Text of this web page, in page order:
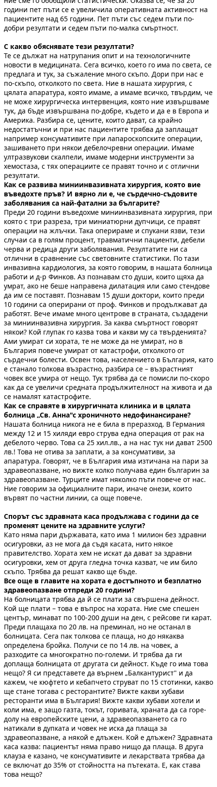
години пет пъти се е увеличила оперативната активност на
пациентите над 65 години. Пет пъти със седем пъти по-
добри резултати и седем пъти по-малка смъртност.
С какво обяснявате тези резултати?
Те се дължат на натрупания опит и на технологичните
новости в медицината. Сега всичко, което го има по света, се
предлага и тук, за съжаление много скъпо. Дори при нас е
по-скъпо, отколкото по света. Ние в нашата хирургия, с
цялата апаратура, която имаме, а имаме всичко, твърдим, че
не може хирургическа интервенция, която ние извършваме
тук, да бъде извършвана по-добре, където и да е в Европа и
Америка. Разбира се, цените, които дават, са крайно
недостатъчни и при нас пациентите трябва да заплащат
например консумативите при лапароскопските операции,
зашиването при някои дебелочревни операции. Имаме
ултразвукови скалпели, имаме модерни инструменти за
хемостаза, с тях операциите се правят точно и с отлични
резултати.
Как се развива миниинвазивната хирургия, която вие
въведохте пръв? И вярно ли е, че сърдечно-съдовите
заболявания са най-фатални за българите?
Преди 20 години въведохме миниинвазивната хирургия, при
която с три разреза, три миниатюрни дупчици, се правят
операции на жлъчки. Така оперираме и спукани язви, тези
случаи са в голям процент, травматични пациенти, дебели
черва и редица други заболявания. Резултатите ни са
отлични в сравнение със световните статистики. По тази
инвазивна кардиология, за която говорим, в нашата болница
работи и д-р Финков. Аз познавам сто души, които щяха да
умрат, ако не беше направена дилатация или само стендове
да им се поставят. Познавам 15 души доктори, които преди
10 години са оперирани от проф. Финков и продължават да
работят. Вече имаме много центрове в страната, създадени
за миниинвазивна хирургия. За каква смъртност говорят
някои? Кой глупак го казва това и какви му са твърденията?
Ами умират си хората, те не може да не умират, но в
България повече умират от катастрофи, отколкото от
сърдечни болести. Освен това, населението в България, като
е станало толкова възрастно, разбира се – възрастният
човек все умира от нещо. Тук трябва да се помисли по-скоро
как да се увеличи средната продължителност на живота и да
се намалят катастрофите.
Как се справяте в хирургичната клиника и в цялата
болница „Св. Анна"с хроничното недофинансиране?
Нашата болница никога не е била в преразход. В Германия
между 12 и 15 хиляди евро струва една операция от рак на
дебелото черво. Това са 25 хил.лв., а на нас тук ни дават 2500
лв.! Това не отива за заплати, а за консумативи, за
апаратура. Говорят, че в България има изтичана на пари за
здравеопазване, но вижте колко получава един българин за
здравеопазване. Турците имат няколко пъти повече от нас.
Ние говорим за официалните пари, иначе онези, които
вървят по частни линии, са още повече.
Спорът със здравната каса продължава с години да се
променят цените на здравните услуги?
Като няма пари държавата, като има 1 милион без здравни
осигуровки, аз не мога да съдя касата, нито някое
правителство. Хората хем не искат да дават за здравни
осигуровки, хем от друга гледна точка казват, че им било
скъпо. Трябва да решат какво ще бъде.
Все още в главите на хората е достъпното и безплатно
здравеопазване отпреди 20 години?
На болницата трябва да й се плати за свършена дейност.
Кой ще плати – това е въпрос на хората. Ние сме спешен
център, минават по 100-200 души на ден, с рейсове ги карат.
Преди плащаха по 20 лв. на преминал, но не останал в
болницата. Сега пак толкова се плаща, но до някаква
определена бройка. Получи се по 14 лв. на човек, а
разходите са многократно по-големи. И трябва да ги
доплаща болницата от другата си дейност. Къде го има това
нещо? Я си представете да върнем „Балкантурист" и да
кажем, че кюфтето и кебапчето струват по 15 стотинки, какво
ще стане тогава с ресторантите? Вижте какви хубави
ресторанти има в България! Вижте какви хубави хотели и
коли има, е защо газта, токът, горивата, храната да са горе-
долу на европейските цени, а здравеопазването са го
натикали в дупката и човек не иска да плаща за
здравеопазване, а някой е длъжен. Кой е длъжен? Здравната
каса казва: пациентът няма право нищо да плаща. В друга
клауза е казано, че консумативите и лекарствата трябва да
се включат до 35% от стойността на пътеката. Е, как става
това нещо?